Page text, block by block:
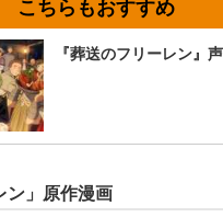
『葬送のフリーレン』
ン」原作漫画